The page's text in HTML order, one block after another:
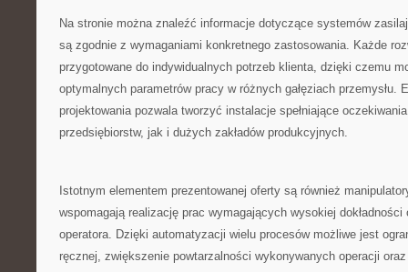
Na stronie można znaleźć informacje dotyczące systemów
są zgodnie z wymaganiami konkretnego zastosowania. Każde
przygotowane do indywidualnych potrzeb klienta, dzięki czemu
optymalnych parametrów pracy w różnych gałęziach przemysłu.
projektowania pozwala tworzyć instalacje spełniające
przedsiębiorstw, jak i dużych zakładów produkcyjnych.
Istotnym elementem prezentowanej oferty są również
wspomagają realizację prac wymagających wysokiej
operatora. Dzięki automatyzacji wielu procesów możliwe jest
ręcznej, zwiększenie powtarzalności wykonywanych operacji